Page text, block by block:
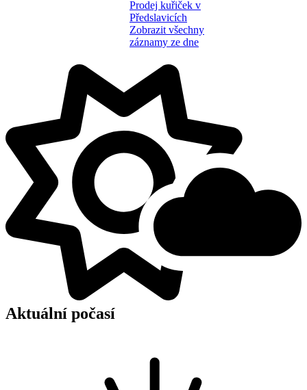
Prodej kuřiček v
Předslavicích
Zobrazit všechny
záznamy ze dne
Aktuální počasí